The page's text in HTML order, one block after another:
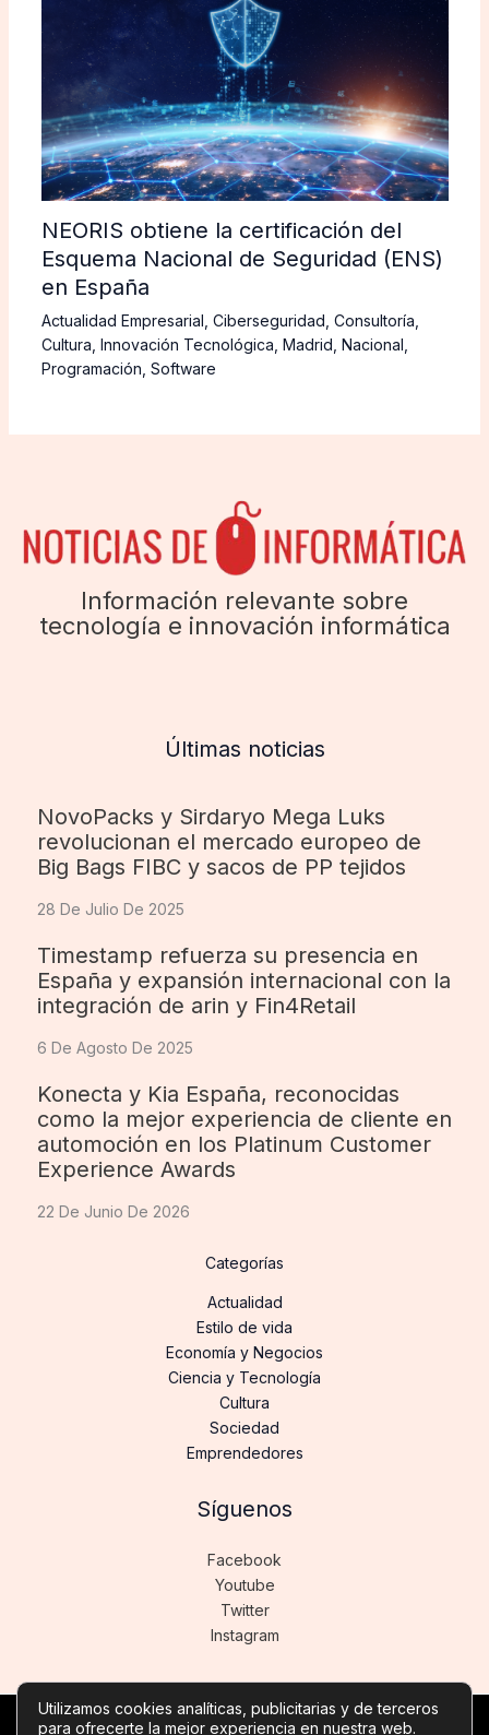
NEORIS obtiene la certificación del
Esquema Nacional de Seguridad (ENS)
en España
Actualidad Empresarial Ciberseguridad Consultoría
Cultura Innovación Tecnológica Madrid Nacional
Programación Software
Información relevante sobre
tecnología e innovación informática
Últimas noticias
NovoPacks y Sirdaryo Mega Luks
revolucionan el mercado europeo de
Big Bags FIBC y sacos de PP tejidos
28 De Julio De 2025
Timestamp refuerza su presencia en
España y expansión internacional con la
integración de arin y Fin4Retail
6 De Agosto De 2025
Konecta y Kia España, reconocidas
como la mejor experiencia de cliente en
automoción en los Platinum Customer
Experience Awards
22 De Junio De 2026
Categorías
Actualidad
Estilo de vida
Economía y Negocios
Ciencia y Tecnología
Cultura
Sociedad
Emprendedores
Síguenos
Facebook
Youtube
Twitter
Instagram
Utilizamos cookies analíticas, publicitarias y de terceros
para ofrecerte la mejor experiencia en nuestra web.